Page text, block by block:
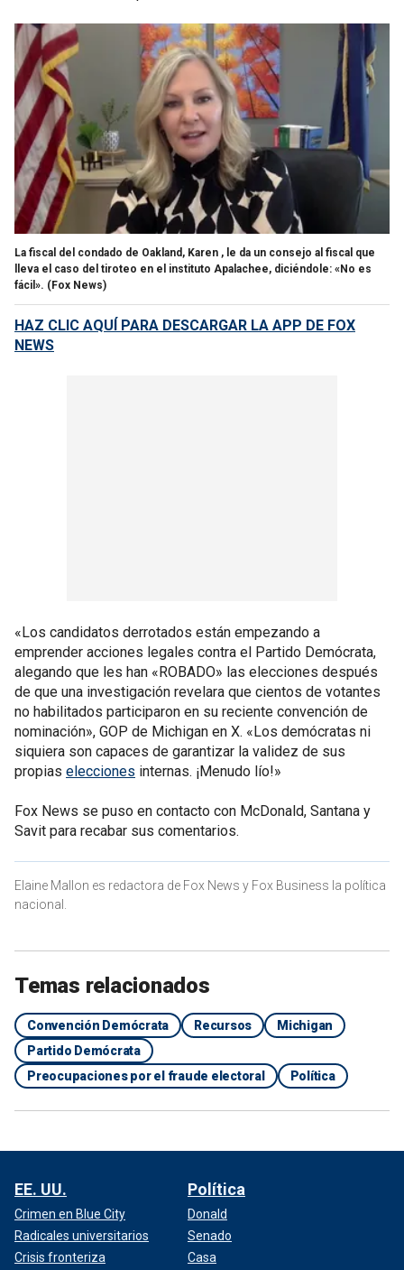
La fiscal del condado de Oakland, Karen , le da un consejo al fiscal que
lleva el caso del tiroteo en el instituto Apalachee, diciéndole: «No es
fácil». (Fox News)
HAZ CLIC AQUÍ PARA DESCARGAR LA APP DE FOX
NEWS
«Los candidatos derrotados están empezando a
emprender acciones legales contra el Partido Demócrata,
alegando que les han «ROBADO» las elecciones después
de que una investigación revelara que cientos de votantes
no habilitados participaron en su reciente convención de
nominación», GOP de Michigan en X. «Los demócratas ni
siquiera son capaces de garantizar la validez de sus
propias elecciones internas. ¡Menudo lío!»
Fox News se puso en contacto con McDonald, Santana y
Savit para recabar sus comentarios.
Elaine Mallon es redactora de Fox News y Fox Business la política
nacional.
Temas relacionados
Convención Demócrata Recursos
Michigan
Partido Demócrata
Preocupaciones por el fraude electoral
Política
EE. UU.
Crimen en Blue City
Radicales universitarios
Crisis fronteriza
Política
Donald
Senado
Casa